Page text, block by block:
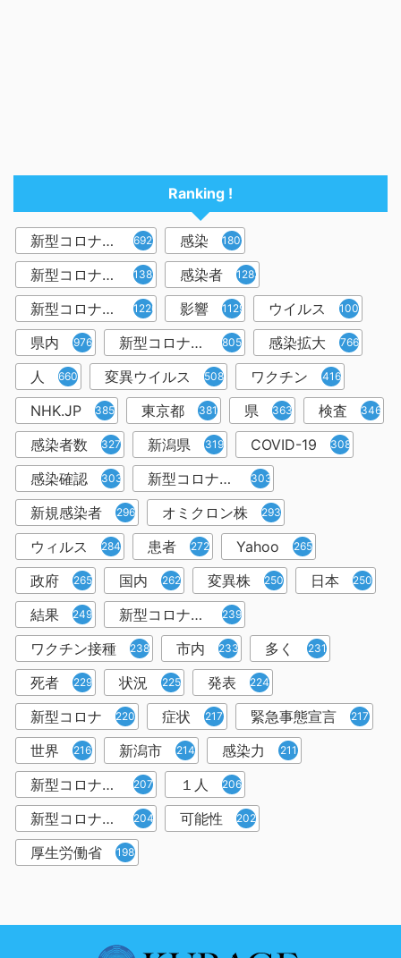
Ranking !
新型コロナウイルス 6921 感染 1809
新型コロナウィルス 1382 感染者 1283
新型コロナウイルス感染症 1226 影響 1129 ウイルス 1001
県内 976 新型コロナウイルス感染 805 感染拡大 766
人 660 変異ウイルス 508 ワクチン 416
NHK.JP 385 東京都 381 県 363 検査 346
感染者数 327 新潟県 319 COVID-19 308
感染確認 303 新型コロナウィルス感染症 303
新規感染者 296 オミクロン株 293
ウィルス 284 患者 272 Yahoo 265
政府 265 国内 262 変異株 250 日本 250
結果 249 新型コロナウイルスワクチン 239
ワクチン接種 238 市内 233 多く 231
死者 229 状況 225 発表 224
新型コロナ 220 症状 217 緊急事態宣言 217
世界 216 新潟市 214 感染力 211
新型コロナウイルス感染者 207 １人 206
新型コロナウイルス対策 204 可能性 202
厚生労働省 198